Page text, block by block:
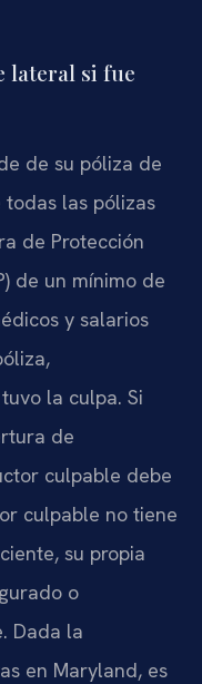
lateral si fue
de su póliza de
las pólizas
de Protección
de un mínimo de
y salarios
la culpa. Si
de
culpable debe
culpable no tiene
su propia
o
Dada la
en Maryland, es